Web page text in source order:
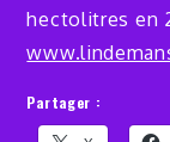
hectolitres en
Partager :